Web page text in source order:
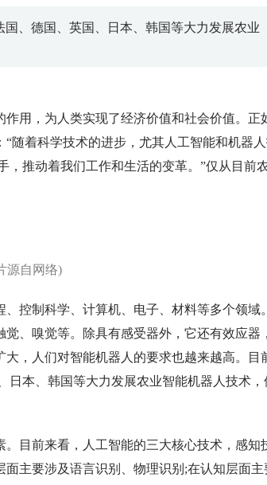
、德国、英国、日本、韩国等大力发展农业
用，为人类实现了经济价值和社会价值。正
随着科学技术的进步，尤其人工智能和机器
推动着我们工作和生活的变革。”仅从目前
源自网络)
控制科学、计算机、电子、材料等多个领域
、嗅觉等。除具有感受器外，它还有效应器
，人们对智能机器人的要求也越来越高。目
日本、韩国等大力发展农业智能机器人技术，
目前来看，人工智能的三大核心技术，感知
主要涉及语言识别、物理识别;在认知层面主